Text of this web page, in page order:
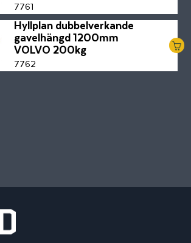
7761
Hyllplan dubbelverkande
gavelhängd 1200mm
VOLVO 200kg
7762